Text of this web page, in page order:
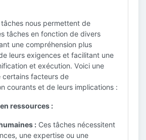
nous permettent de
tâches en fonction de divers
une compréhension plus
leurs exigences et facilitant une
et exécution. Voici une
certains facteurs de
courants et de leurs implications :
ressources :
: Ces tâches nécessitent
une expertise ou une